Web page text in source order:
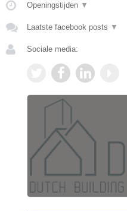
Openingstijden ▼
Laatste facebook posts ▼
Sociale media: